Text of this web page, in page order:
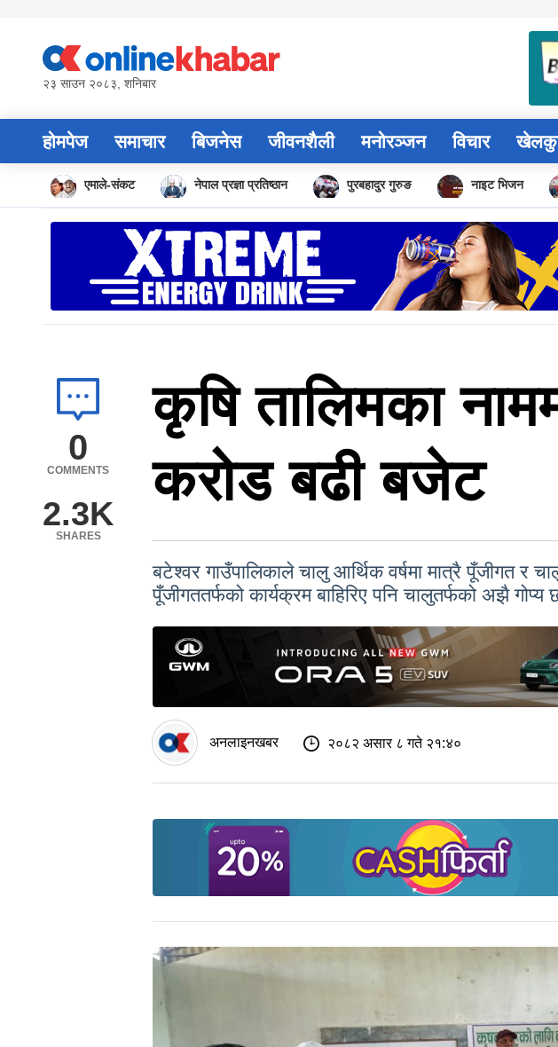
content
२३ साउन २०८३, शनिबार
होमपेज समाचार बिजनेस जीवनशैली मनोरञ्जन विचार
एमाले-संकट नेपाल प्रज्ञा प्रतिष्ठान पुरबहादुर गुरुङ नाइट भिजन
0
COMMENTS
2.3K
SHARES
कृषि तालिमका
करोड बढी बजेट
बटेश्वर गाउँपालिकाले चालु आर्थिक वर्षमा मात्रै पूँजीगत र
पूँजीगततर्फको कार्यक्रम बाहिरिए पनि चालुतर्फको अझै गोप्य
अनलाइनखबर २०८२ असार ८ गते २१:४०